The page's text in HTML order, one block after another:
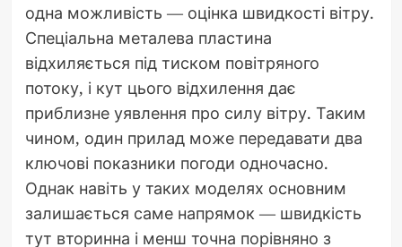
одна можливість — оцінка швидкості вітру.
Спеціальна металева пластина
відхиляється під тиском повітряного
потоку, і кут цього відхилення дає
приблизне уявлення про силу вітру. Таким
чином, один прилад може передавати два
ключові показники погоди одночасно.
Однак навіть у таких моделях основним
залишається саме напрямок — швидкість
тут вторинна і менш точна порівняно з